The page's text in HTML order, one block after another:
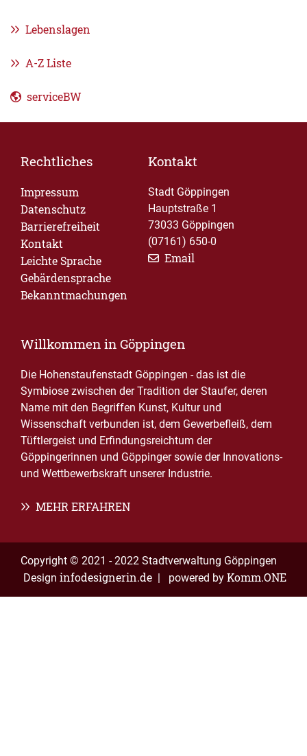
Lebenslagen
A-Z Liste
serviceBW
Rechtliches
Impressum
Datenschutz
Barrierefreiheit
Kontakt
Leichte Sprache
Gebärdensprache
Bekanntmachungen
Kontakt
Stadt Göppingen
Hauptstraße 1
73033 Göppingen
(07161) 650-0
Email
Willkommen in Göppingen
Die Hohenstaufenstadt Göppingen - das ist die
Symbiose zwischen der Tradition der Staufer, deren
Name mit den Begriffen Kunst, Kultur und
Wissenschaft verbunden ist, dem Gewerbefleiß, dem
Tüftlergeist und Erfindungsreichtum der
Göppingerinnen und Göppinger sowie der Innovations-
und Wettbewerbskraft unserer Industrie.
MEHR ERFAHREN
Copyright © 2021 - 2022 Stadtverwaltung Göppingen
Design infodesignerin.de | powered by Komm.ONE